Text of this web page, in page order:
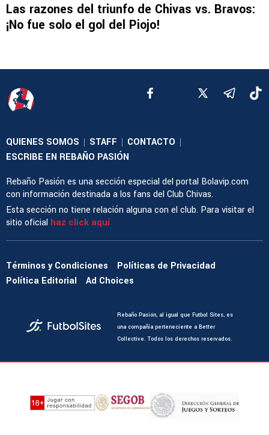
Las razones del triunfo de Chivas vs. Bravos:
¡No fue solo el gol del Piojo!
QUIENES SOMOS STAFF CONTACTO
ESCRIBE EN REBAÑO PASIÓN
Rebaño Pasión es una sección especial del portal Bolavip.com
con información destinada a los fans del Club Chivas.
Esta sección no tiene relación alguna con el club. Para visitar el
sitio oficial haz click aquí
Términos y Condiciones
Políticas de Privacidad
Política Editorial
Ad Choices
Rebaño Pasión, al igual que Futbol Sites, es
una compañía perteneciente a Better
Collective. Todos los derechos reservados.